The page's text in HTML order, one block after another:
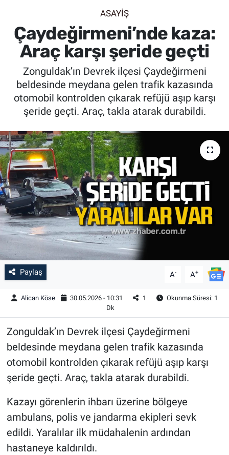
ASAYİŞ
Çaydeğirmeni’nde kaza:
Araç karşı şeride geçti
Zonguldak’ın Devrek ilçesi Çaydeğirmeni
beldesinde meydana gelen trafik kazasında
otomobil kontrolden çıkarak refüjü aşıp karşı
şeride geçti. Araç, takla atarak durabildi.
Paylaş A- A+
Alican Köse 30.05.2026 - 10:31 1
Okunma Süresi: 1
Dk
Zonguldak’ın Devrek ilçesi Çaydeğirmeni
beldesinde meydana gelen trafik kazasında
otomobil kontrolden çıkarak refüjü aşıp karşı
şeride geçti. Araç, takla atarak durabildi.
Kazayı görenlerin ihbarı üzerine bölgeye
ambulans, polis ve jandarma ekipleri sevk
edildi. Yaralılar ilk müdahalenin ardından
hastaneye kaldırıldı.
SPOR
SAĞLIK